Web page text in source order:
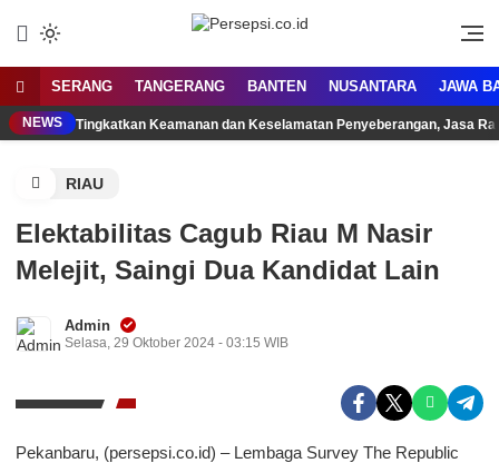
SERANG TANGERANG BANTEN NUSANTARA JAWA
NEWS Tingkatkan Keamanan dan Keselamatan Penyeberangan, Jasa
RIAU
Elektabilitas Cagub Riau M Nasir
Melejit, Saingi Dua Kandidat Lain
Admin
Selasa, 29 Oktober 2024 - 03:15 WIB
Pekanbaru, (persepsi.co.id) – Lembaga Survey The Republic